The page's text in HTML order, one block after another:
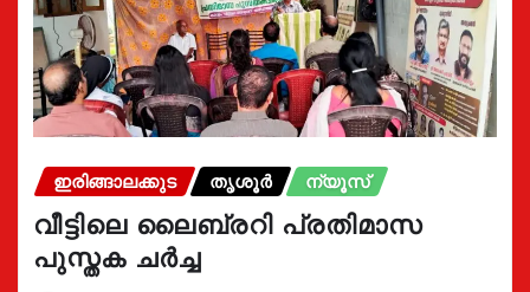
ഇരിങ്ങാലക്കുട തൃശൂർ ന്യൂസ്
വീട്ടിലെ ലൈബ്രറി പ്രതിമാസ
പുസ്തക ചർച്ച